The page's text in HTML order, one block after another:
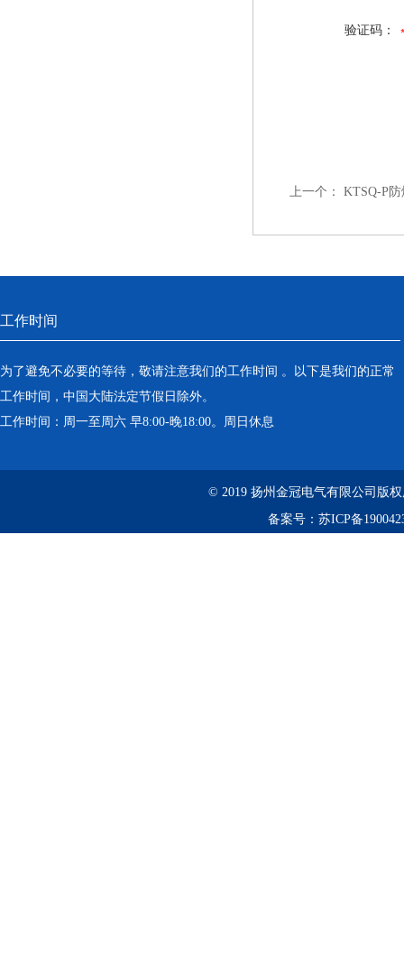
验证码：
上一个： KTSQ-P
工作时间
为了避免不必要的等待，敬请注意我们的工作时间 。以下是我们的正常
工作时间，中国大陆法定节假日除外。
工作时间：周一至周六 早8:00-晚18:00。周日休息
© 2019 扬州金冠电气有限公司版
备案号： 苏ICP备